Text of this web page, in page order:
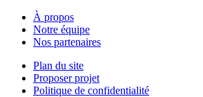
À propos
Notre équipe
Nos partenaires
Plan du site
Proposer projet
Politique de confidentialité